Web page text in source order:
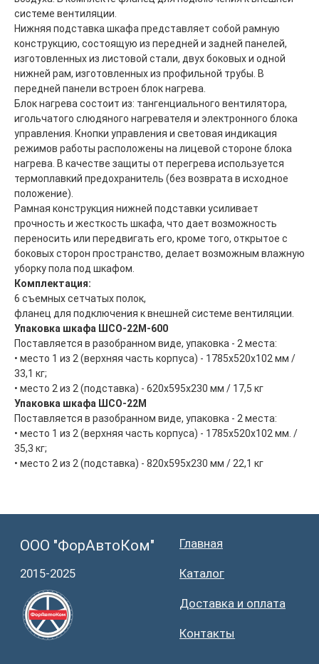
системе вентиляции.
Нижняя подставка шкафа представляет собой рамную
конструкцию, состоящую из передней и задней панелей,
изготовленных из листовой стали, двух боковых и одной
нижней рам, изготовленных из профильной трубы. В
передней панели встроен блок нагрева.
Блок нагрева состоит из: тангенциального вентилятора,
игольчатого слюдяного нагревателя и электронного блока
управления. Кнопки управления и световая индикация
режимов работы расположены на лицевой стороне блока
нагрева. В качестве защиты от перегрева используется
термоплавкий предохранитель (без возврата в исходное
положение).
Рамная конструкция нижней подставки усиливает
прочность и жесткость шкафа, что дает возможность
переносить или передвигать его, кроме того, открытое с
боковых сторон пространство, делает возможным влажную
уборку пола под шкафом.
Комплектация:
6 съемных сетчатых полок,
фланец для подключения к внешней системе вентиляции.
Упаковка шкафа ШСО-22М-600
Поставляется в разобранном виде, упаковка - 2 места:
• место 1 из 2 (верхняя часть корпуса) - 1785х520х102 мм /
33,1 кг;
• место 2 из 2 (подставка) - 620х595х230 мм / 17,5 кг
Упаковка шкафа ШСО-22М
Поставляется в разобранном виде, упаковка - 2 места:
• место 1 из 2 (верхняя часть корпуса) - 1785х520х102 мм. /
35,3 кг;
• место 2 из 2 (подставка) - 820х595х230 мм / 22,1 кг
ООО "ФорАвтоКом" Главная
Доставка и оплата
Контакты
ООО "ФорАвтоКом", ИНН:6165230254,ОГРН:1216100025063
Политика обработки персональных данных
2015-2025